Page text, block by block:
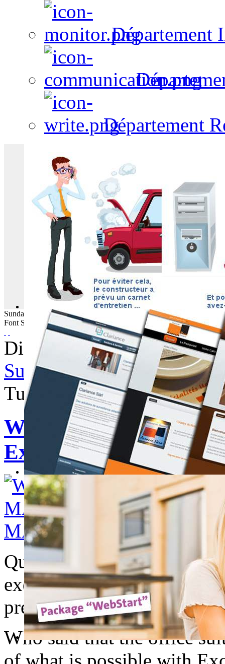
Département
Département
Sunday August 2026
Font Size
Displaying items by tag:
Subscribe to this RSS feed
Tuesday, 16 August 2016
WebBuzz du 16/08/
Excel-Super MARIO
Qui a dit que la suite office
exemple de ce qu'il est
prend un peu temps, mais
Who said that the office